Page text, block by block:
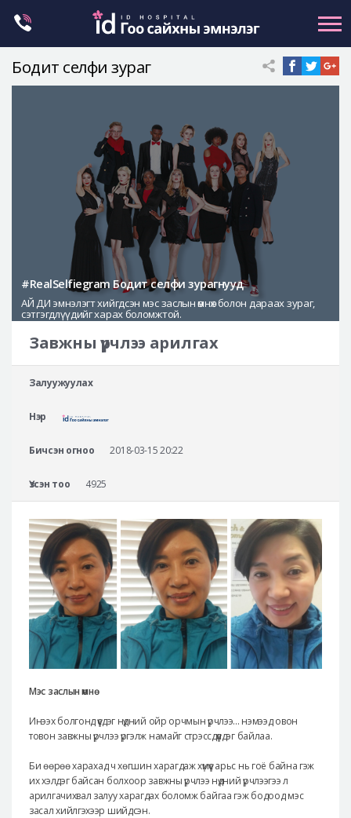
Ботокс , филлер
Галбиржуулах
Let Me In
Эмнэлгийн танилцуулга
Аюулгүй гоо сайхны мэс засал
Лавлах
Real Selfie Review
Бодит селфи зураг
#RealSelfiegram Бодит селфи зурагнууд
АЙ ДИ эмнэлэгт хийгдсэн мэс заслын өмнөх болон дараах зураг,
сэтгэгдлүүдийг харах боломжтой.
Завжны үрчлээ арилгах
Залуужуулах
Нэр
Бичсэн огноо 2018-03-15 20:22
Үзсэн тоо 4925
Мэс заслын өмнө
Инээх болгонд үүсдэг нүдний ойр орчмын үрчлээ... нэмээд овон
товон завжны үрчлээ үргэлж намайг стрэссдүүлдэг байлаа.
Би өөрөө харахад ч хөгшин харагдаж хүмүүс арьс нь гоё байна гэж
их хэлдэг байсан болхоор завжны үрчлээ нүдний үрчлээгээ л
арилгачихвал залуу харагдах боломж байгаа гэж бодоод мэс
засал хийлгэхээр шийдсэн.